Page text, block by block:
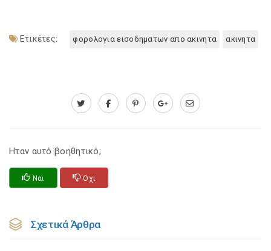
Ετικέτες: φορολογια εισοδηματων απο ακινητα ακινητα
Ηταν αυτό βοηθητικό;
Ναι Οχι
Σχετικά Άρθρα